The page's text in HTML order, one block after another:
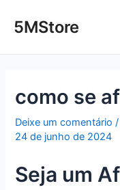
para5MStore
como se
Deixe um comentário
24 de junho de 2024
Seja um
navigation